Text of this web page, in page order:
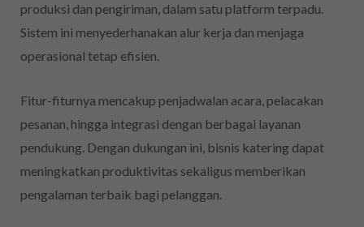
produksi dan pengiriman, dalam satu platform terpadu.
Sistem ini menyederhanakan alur kerja dan menjaga
operasional tetap efisien.
Fitur-fiturnya mencakup penjadwalan acara, pelacakan
pesanan, hingga integrasi dengan berbagai layanan
pendukung. Dengan dukungan ini, bisnis katering dapat
meningkatkan produktivitas sekaligus memberikan
pengalaman terbaik bagi pelanggan.